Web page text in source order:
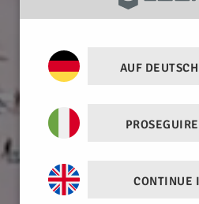
AUF
CONTINUE